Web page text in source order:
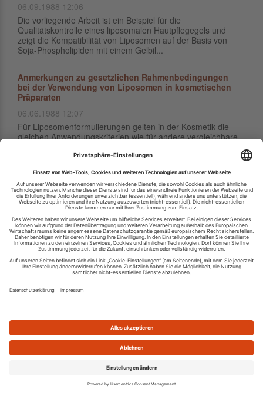
06.09.1988 12:06
Die vorliegende Arbeit ist ein Beispiel für die
Qualitätskontrolle eines liposomalen Hautpflegegels und
zeigt die Kompatibilität von Liposomen auf der Basis von
Soja-Phospholipiden mit einem Gelbil...
Anmerkungen zu gesetzlichen Rahmenbedingungen
bei der Verwendung von Liposomen in kosmetischen
Präparaten
06.06.1988 12:07
Für Liposomenformulierungen gelten in der Kosmetik die
gleichen Anwendungskriterien wie für andere vergleichbare
einer Tiefenwirkung liposomaler Formulierun...
Über die Verwendung von Liposomen aus Soja-
Phospholipiden in der Kosmetik
06.03.1988 12:06
Der vorliegende Beitrag zeigt, dass einerseits die
Entwicklung der Liposomentechnologie große Chancen für
viele neue - aus der Sicht des Verbrauchers sehr
wünschenswerte - Produkte in der Kosmetik ...
24.09.2025 14:32
belastbare Wirkungsnachweise zu Inhaltsstoffen und
Behandlungen eine wertvolle Hilfe. Demgegenüber gibt es
die weniger oder gar nicht dokumentie...
Personalisierte Hautpflege – technologische und